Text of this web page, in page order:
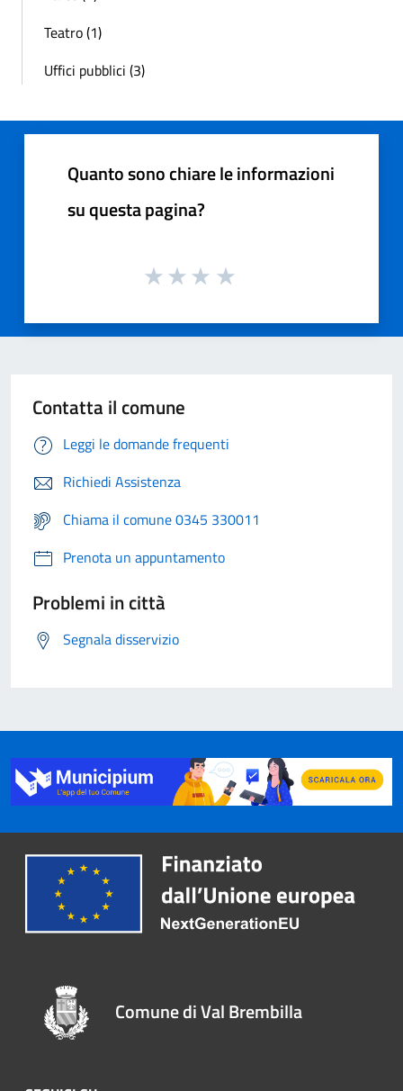
Teatro (1)
Uffici pubblici (3)
Quanto sono chiare le informazioni
su questa pagina?
Contatta il comune
Leggi le domande frequenti
Richiedi Assistenza
Chiama il comune 0345 330011
Prenota un appuntamento
Problemi in città
Segnala disservizio
Comune di Val Brembilla